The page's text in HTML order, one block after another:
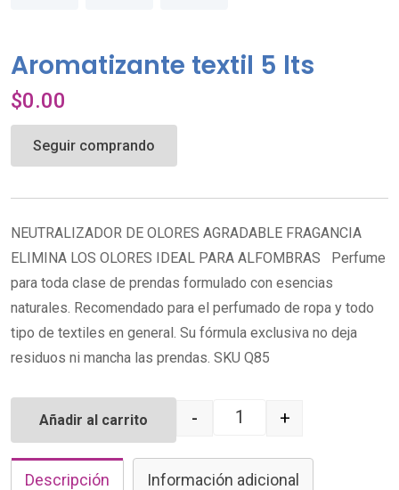
Aromatizante textil 5 lts
$0.00
Seguir comprando
NEUTRALIZADOR DE OLORES AGRADABLE FRAGANCIA
ELIMINA LOS OLORES IDEAL PARA ALFOMBRAS Perfume
para toda clase de prendas formulado con esencias
naturales. Recomendado para el perfumado de ropa y todo
tipo de textiles en general. Su fórmula exclusiva no deja
residuos ni mancha las prendas. SKU Q85
Quantity
- +
Añadir al carrito
Descripción Información adicional